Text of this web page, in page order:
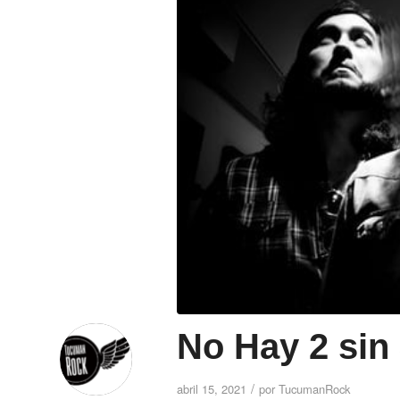
No Hay 2 sin
abril 15, 2021 / por TucumanRock